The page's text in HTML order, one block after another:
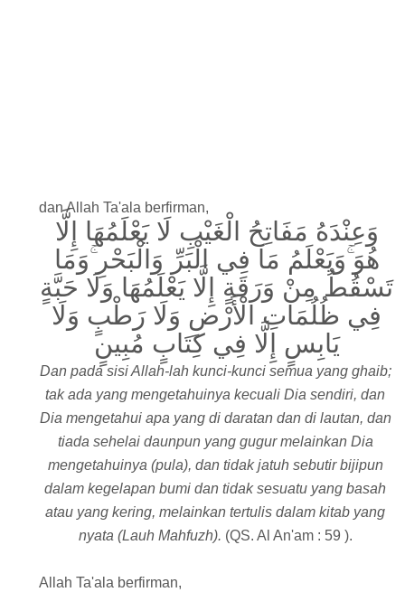
dan Allah Ta'ala berfirman,
وَعِنْدَهُ مَفَاتِحُ الْغَيْبِ لَا يَعْلَمُهَا إِلَّا
هُوَ ۚوَيَعْلَمُ مَا فِي الْبَرِّ وَالْبَحْرِ ۚوَمَا
تَسْقُطُ مِنْ وَرَقَةٍ إِلَّا يَعْلَمُهَا وَلَا حَبَّةٍ
فِي ظُلُمَاتِ الْأَرْضِ وَلَا رَطْبٍ وَلَا
يَابِسٍ إِلَّا فِي كِتَابٍ مُبِينٍ
Dan pada sisi Allah-lah kunci-kunci semua yang ghaib;
tak ada yang mengetahuinya kecuali Dia sendiri, dan
Dia mengetahui apa yang di daratan dan di lautan, dan
tiada sehelai daunpun yang gugur melainkan Dia
mengetahuinya (pula), dan tidak jatuh sebutir bijipun
dalam kegelapan bumi dan tidak sesuatu yang basah
atau yang kering, melainkan tertulis dalam kitab yang
nyata (Lauh Mahfuzh). (QS. Al An'am : 59 ).
Allah Ta'ala berfirman,